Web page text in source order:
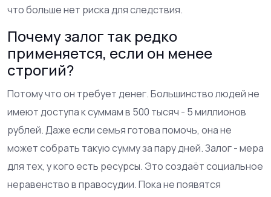
что больше нет риска для следствия.
Почему залог так редко
применяется, если он менее
строгий?
Потому что он требует денег. Большинство людей не
имеют доступа к суммам в 500 тысяч - 5 миллионов
рублей. Даже если семья готова помочь, она не
может собрать такую сумму за пару дней. Залог - мера
для тех, у кого есть ресурсы. Это создаёт социальное
неравенство в правосудии. Пока не появятся